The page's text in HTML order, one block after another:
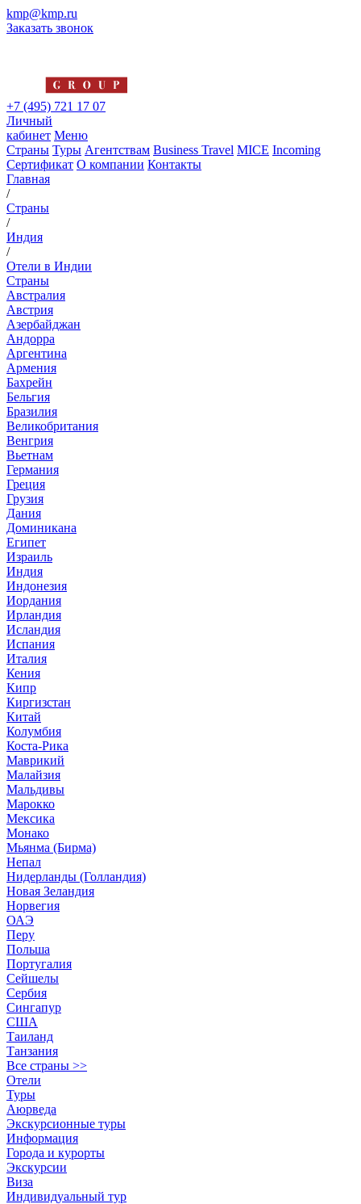
kmp@kmp.ru
Заказать звонок
+7 (495) 721 17 07
Личный
кабинет Меню
Страны Туры Агентствам Business Travel MICE Incoming
Сертификат О компании Контакты
Главная
/
Страны
/
Индия
/
Отели в Индии
Страны
Австралия
Австрия
Азербайджан
Андорра
Аргентина
Армения
Бахрейн
Бельгия
Бразилия
Великобритания
Венгрия
Вьетнам
Германия
Греция
Грузия
Дания
Доминикана
Египет
Израиль
Индия
Индонезия
Иордания
Ирландия
Исландия
Испания
Италия
Кения
Кипр
Киргизстан
Китай
Колумбия
Коста-Рика
Маврикий
Малайзия
Мальдивы
Марокко
Мексика
Монако
Мьянма (Бирма)
Непал
Нидерланды (Голландия)
Новая Зеландия
Норвегия
ОАЭ
Перу
Польша
Португалия
Сейшелы
Сербия
Сингапур
США
Таиланд
Танзания
Все страны >>
Отели
Туры
Аюрведа
Экскурсионные туры
Информация
Города и курорты
Экскурсии
Виза
Индивидуальный тур